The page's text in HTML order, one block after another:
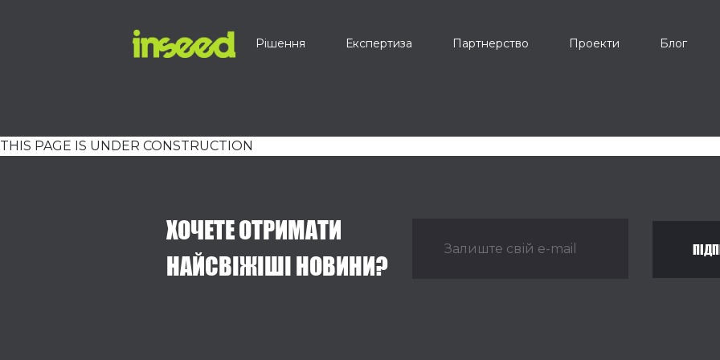
Рішення Експертиза Партнерство Проекти Блог
THIS PAGE IS UNDER CONSTRUCTION
ХОЧЕТЕ ОТРИМАТИ
НАЙСВІЖІШІ НОВИНИ?